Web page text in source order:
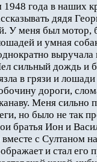
года в наших
дядя
У меня был мотор,
и умная
сильный дождь и
в грязи и
дороги,
Меня сильно
но было не так
братья Ион и
с Султаном
и стал его